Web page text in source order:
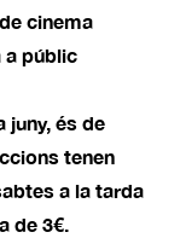
cinema
a públic
juny, és de
tenen
a la tarda
de 3€.